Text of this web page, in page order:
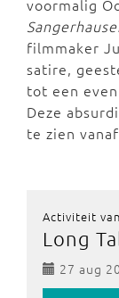
voormalig
filmmaker
satire,
tot een
Deze
te zien
Activiteit
Long
27 aug